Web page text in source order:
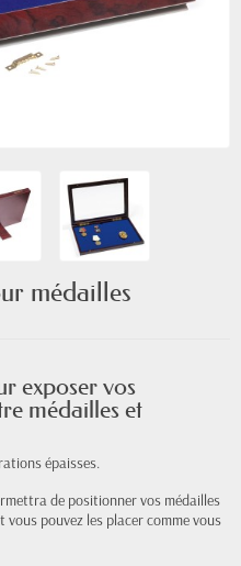
médailles
exposer vos
médailles et
épaisses.
de positionner vos médailles
pouvez les placer comme vous